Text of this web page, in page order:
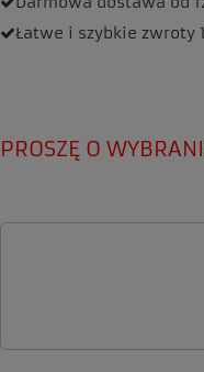
Łatwe i szybkie zwroty
PROSZĘ O